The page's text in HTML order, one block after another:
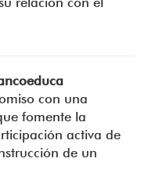
con una
fomente la
activa de
de un